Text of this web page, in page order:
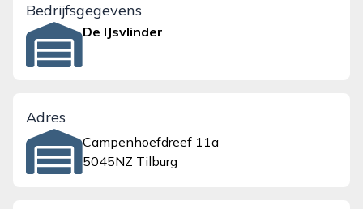
Bedrijfsgegevens
De IJsvlinder
Adres
Campenhoefdreef 11a
5045NZ Tilburg